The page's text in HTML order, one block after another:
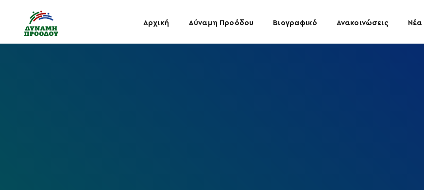
Αρχική Δύναμη Προόδου Βιογραφικό Ανακοινώσεις Νέα